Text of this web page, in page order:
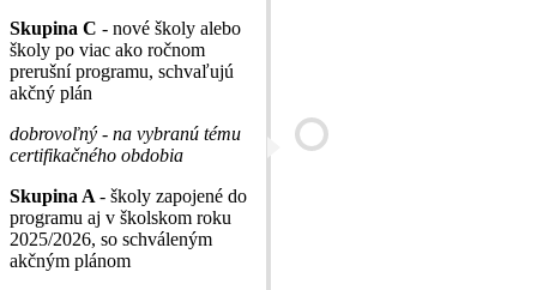
Skupina C - nové školy alebo
školy po viac ako ročnom
prerušní programu, schvaľujú
akčný plán
dobrovoľný - na vybranú tému
certifikačného obdobia
Skupina A- školy zapojené do
programu aj v školskom roku
2025/2026, so schváleným
akčným plánom